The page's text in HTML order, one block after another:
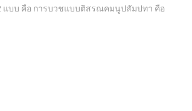
แบบ คือ การบวชแบบติสรณคมนูปสัมปทา คือ